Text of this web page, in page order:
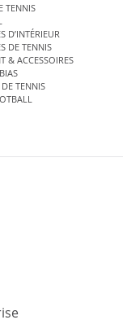
TENNIS
D’INTÉRIEUR
DE TENNIS
& ACCESSOIRES
TENNIS